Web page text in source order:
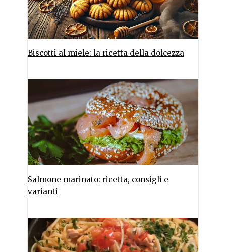
Biscotti al miele: la ricetta della dolcezza
Salmone marinato: ricetta, consigli e
varianti